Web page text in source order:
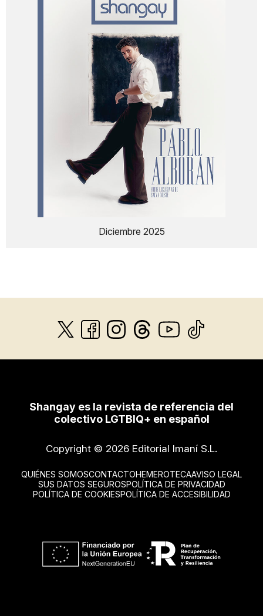
Diciembre 2025
Shangay es la revista de referencia del
colectivo LGTBIQ+ en español
Copyright © 2026 Editorial Imaní S.L.
QUIÉNES SOMOSCONTACTOHEMEROTECAAVISO LEGAL
SUS DATOS SEGUROSPOLÍTICA DE PRIVACIDAD
POLÍTICA DE COOKIESPOLÍTICA DE ACCESIBILIDAD